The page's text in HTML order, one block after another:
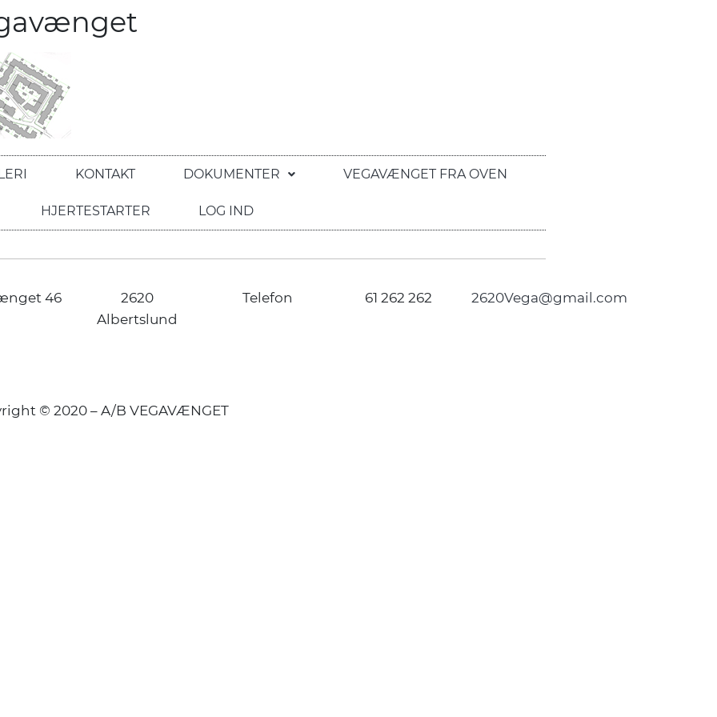
KONTAKT DOKUMENTER VEGAVÆNGET FRA OVEN
HJERTESTARTER LOG IND
46
2620
Albertslund
Telefon 61 262 262 2620Vega@gmail.com
© 2020 – A/B VEGAVÆNGET